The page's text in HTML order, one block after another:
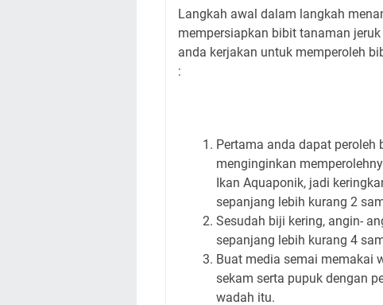
Langkah awal dalam langkah
mempersiapkan bibit tanaman
anda kerjakan untuk memperoleh
:
Pertama anda dapat peroleh
menginginkan
Ikan Aquaponik, jadi
sepanjang lebih kurang 2
Sesudah biji kering, angin-
sepanjang lebih kurang 4
Buat media semai memakai
sekam serta pupuk dengan
wadah itu.